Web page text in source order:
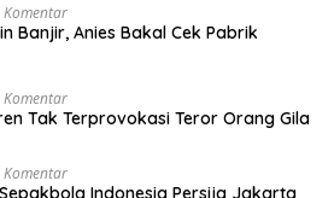
Komentar
Banjir, Anies Bakal Cek Pabrik
Komentar
Tak Terprovokasi Teror Orang Gila
Komentar
Indonesia Persija Jakarta